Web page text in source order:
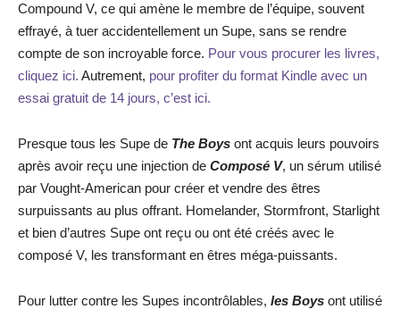
Compound V, ce qui amène le membre de l’équipe, souvent
effrayé, à tuer accidentellement un Supe, sans se rendre
compte de son incroyable force. Pour vous procurer les livres,
cliquez ici. Autrement, pour profiter du format Kindle avec un
essai gratuit de 14 jours, c’est ici.
Presque tous les Supe de The Boys ont acquis leurs pouvoirs
après avoir reçu une injection de Composé V, un sérum utilisé
par Vought-American pour créer et vendre des êtres
surpuissants au plus offrant. Homelander, Stormfront, Starlight
et bien d’autres Supe ont reçu ou ont été créés avec le
composé V, les transformant en êtres méga-puissants.
Pour lutter contre les Supes incontrôlables, les Boys ont utilisé